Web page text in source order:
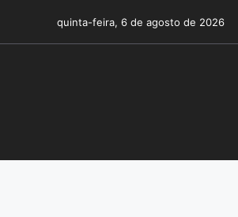
o
quinta-feira, 6 de agosto de 2026